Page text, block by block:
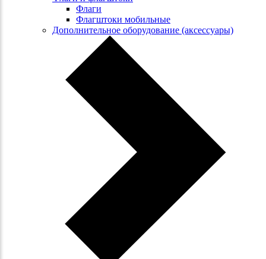
Флаги
Флагштоки мобильные
Дополнительное оборудование (аксессуары)